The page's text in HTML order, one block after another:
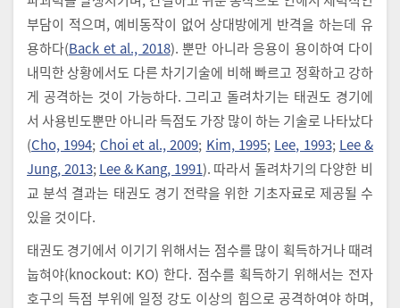
부담이 적으며, 예비동작이 없어 상대방에게 반격을 하는데 유
용하다(Back et al., 2018). 뿐만 아니라 응용이 용이하여 다이
내믹한 상황에서도 다른 차기기술에 비해 빠르고 정확하고 강하
게 공격하는 것이 가능하다. 그리고 돌려차기는 태권도 경기에
서 사용빈도뿐만 아니라 득점도 가장 많이 하는 기술로 나타났다
(Cho, 1994; Choi et al., 2009; Kim, 1995; Lee, 1993; Lee &
Jung, 2013; Lee & Kang, 1991). 따라서 돌려차기의 다양한 비
교 분석 결과는 태권도 경기 전략을 위한 기초자료로 제공될 수
있을 것이다.
태권도 경기에서 이기기 위해서는 점수를 많이 획득하거나 때려
눕혀야(knockout: KO) 한다. 점수를 획득하기 위해서는 전자
호구의 득점 부위에 일정 강도 이상의 힘으로 공격하여야 하며,